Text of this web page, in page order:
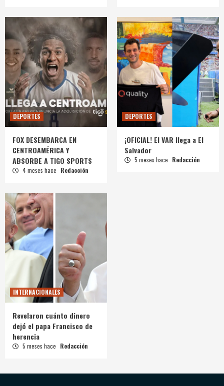
DEPORTES
FOX DESEMBARCA EN
CENTROAMÉRICA Y
ABSORBE A TIGO SPORTS
4 meses hace Redacción
DEPORTES
¡OFICIAL! El VAR llega a El
Salvador
5 meses hace Redacción
INTERNACIONALES
Revelaron cuánto dinero
dejó el papa Francisco de
herencia
5 meses hace Redacción